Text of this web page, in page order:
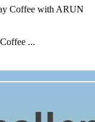
...